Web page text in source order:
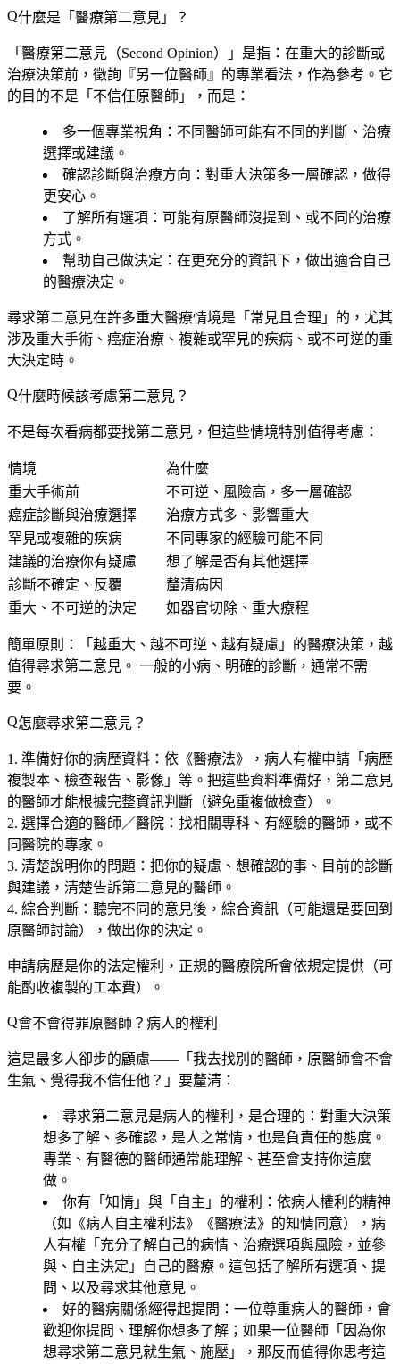
什麼是「醫療第二意見」？
「醫療第二意見（Second Opinion）」是指：在重大的診斷或
治療決策前， 徵詢『另一位醫師』的專業看法 ，作為參考。它
的目的不是「不信任原醫師」，而是：
多一個專業視角 ：不同醫師可能有不同的判斷、治療
選擇或建議。
確認診斷與治療方向 ：對重大決策多一層確認，做得
更安心。
了解所有選項 ：可能有原醫師沒提到、或不同的治療
方式。
幫助自己做決定 ：在更充分的資訊下，做出適合自己
的醫療決定。
尋求第二意見在許多重大醫療情境是「常見且合理」的，尤其
涉及重大手術、癌症治療、複雜或罕見的疾病、或不可逆的重
大決定時。
什麼時候該考慮第二意見？
不是每次看病都要找第二意見，但這些情境特別值得考慮：
情境
為什麼
重大手術前
不可逆、風險高，多一層確認
癌症診斷與治療選擇
治療方式多、影響重大
罕見或複雜的疾病
不同專家的經驗可能不同
建議的治療你有疑慮
想了解是否有其他選擇
診斷不確定、反覆
釐清病因
重大、不可逆的決定
如器官切除、重大療程
簡單原則：
「越重大、越不可逆、越有疑慮」的醫療決策，越
值得尋求第二意見。 一般的小病、明確的診斷，通常不需
要。
怎麼尋求第二意見？
準備好你的病歷資料 ：依《醫療法》，病人有權申請「病歷
複製本、檢查報告、影像」等。把這些資料準備好，第二意見
的醫師才能根據完整資訊判斷（避免重複做檢查）。
選擇合適的醫師／醫院 ：找相關專科、有經驗的醫師，或不
同醫院的專家。
清楚說明你的問題 ：把你的疑慮、想確認的事、目前的診斷
與建議，清楚告訴第二意見的醫師。
綜合判斷 ：聽完不同的意見後，綜合資訊（可能還是要回到
原醫師討論），做出你的決定。
申請病歷是你的法定權利，正規的醫療院所會依規定提供（可
能酌收複製的工本費）。
會不會得罪原醫師？病人的權利
這是最多人卻步的顧慮——「我去找別的醫師，原醫師會不會
生氣、覺得我不信任他？」要釐清：
尋求第二意見是病人的權利，是合理的 ：對重大決策
想多了解、多確認，是人之常情，也是負責任的態度。
專業、有醫德的醫師通常能理解、甚至會支持你這麼
做。
你有「知情」與「自主」的權利
：依病人權利的精神
（如《病人自主權利法》《醫療法》的知情同意），病
人有權「充分了解自己的病情、治療選項與風險，並參
與、自主決定」自己的醫療。這包括了解所有選項、提
問、以及尋求其他意見。
好的醫病關係經得起提問 ：一位尊重病人的醫師，會
歡迎你提問、理解你想多了解；如果一位醫師「因為你
想尋求第二意見就生氣、施壓」，那反而值得你思考這